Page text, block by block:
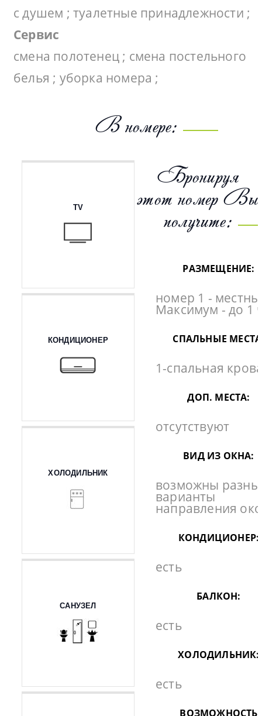
с душем ; туалетные принадлежности ;
Сервис
смена полотенец ; смена постельного
белья ; уборка номера ;
В номере:
TV
КОНДИЦИОНЕР
ХОЛОДИЛЬНИК
САНУЗЕЛ
Бронируя
этот номер Вы
получите:
РАЗМЕЩЕНИЕ:
номер 1 -
Максимум - до 1
СПАЛЬНЫЕ
1-спальная
ДОП. МЕСТА:
отсутствуют
ВИД ИЗ ОКНА:
возможны
варианты
направления
КОНДИЦИОНЕР:
есть
БАЛКОН:
есть
ХОЛОДИЛЬНИК:
есть
ВОЗМОЖНОСТЬ